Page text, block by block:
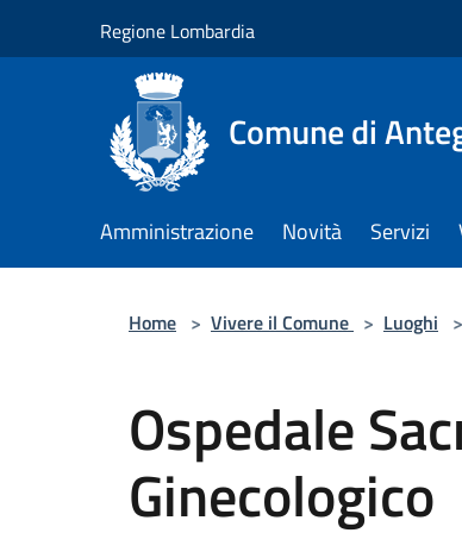
Regione Lombardia
Comune di
Amministrazione Novità Servizi
Home > Vivere il Comune > Luoghi >
Ospedale
Ginecologico